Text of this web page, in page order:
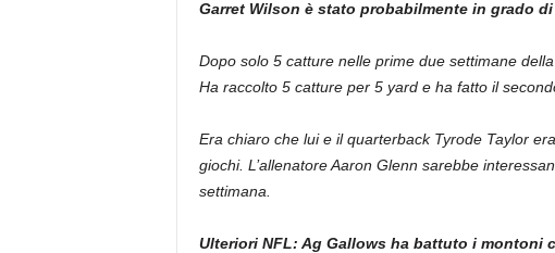
Garret Wilson è stato probabilmente in grado
Dopo solo 5 catture nelle prime due settimane
Ha raccolto 5 catture per 5 yard e ha fatto il
Era chiaro che lui e il quarterback Tyrode Taylor
giochi. L’allenatore Aaron Glenn sarebbe
settimana.
Ulteriori NFL: Ag Gallows ha battuto i montoni